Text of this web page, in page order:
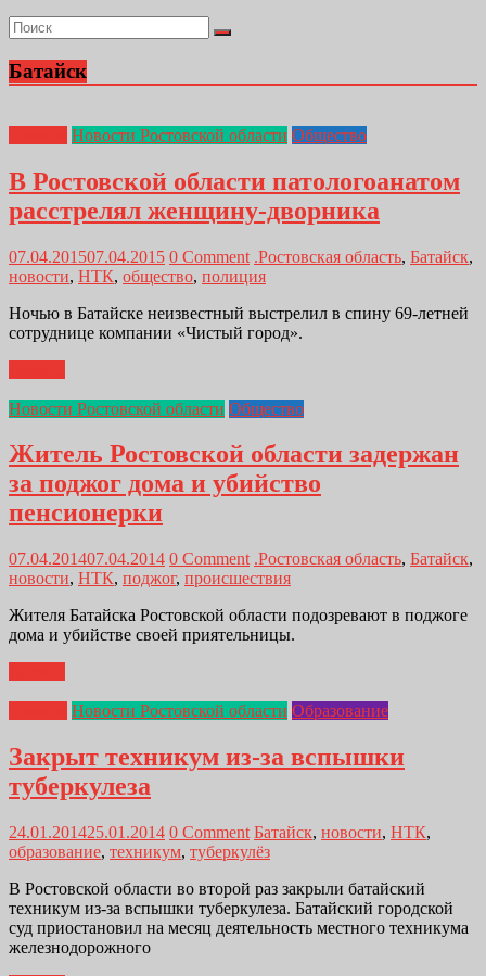
Батайск
Новости Ростовской области Общество
В Ростовской области патологоанатом
расстрелял женщину-дворника
07.04.201507.04.2015 0 Comment .Ростовская область, Батайск,
новости, НТК, общество, полиция
Ночью в Батайске неизвестный выстрелил в спину 69-летней
сотруднице компании «Чистый город».
Новости Ростовской области Общество
Житель Ростовской области задержан
за поджог дома и убийство
пенсионерки
07.04.201407.04.2014 0 Comment .Ростовская область, Батайск,
новости, НТК, поджог, происшествия
Жителя Батайска Ростовской области подозревают в поджоге
дома и убийстве своей приятельницы.
Новости Ростовской области Образование
Закрыт техникум из-за вспышки
туберкулеза
24.01.201425.01.2014 0 Comment Батайск, новости, НТК,
образование, техникум, туберкулёз
В Ростовской области во второй раз закрыли батайский
техникум из-за вспышки туберкулеза. Батайский городской
суд приостановил на месяц деятельность местного техникума
железнодорожного